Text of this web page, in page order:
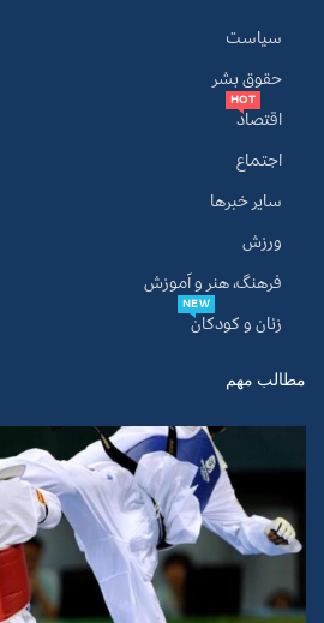
سیاست
حقوق بشر
اقتصاد
HOT
اجتماع
سایر خبرها
ورزش
فرهنگ، هنر و آموزش
زنان و کودکان
NEW
مطالب مهم